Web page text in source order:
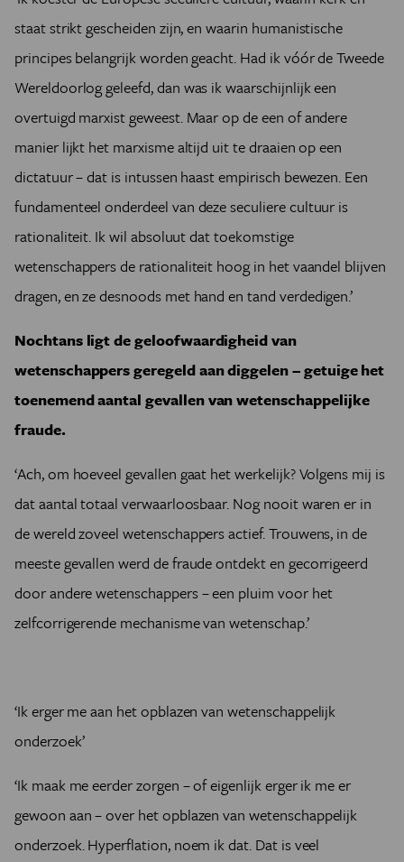
staat strikt gescheiden zijn, en waarin humanistische
principes belangrijk worden geacht. Had ik vóór de Tweede
Wereldoorlog geleefd, dan was ik waarschijnlijk een
overtuigd marxist geweest. Maar op de een of andere
manier lijkt het marxisme altijd uit te draaien op een
dictatuur – dat is intussen haast empirisch bewezen. Een
fundamenteel onderdeel van deze seculiere cultuur is
rationaliteit. Ik wil absoluut dat toekomstige
wetenschappers de rationaliteit hoog in het vaandel blijven
dragen, en ze desnoods met hand en tand verdedigen.’
Nochtans ligt de geloofwaardigheid van
wetenschappers geregeld aan diggelen – getuige het
toenemend aantal gevallen van wetenschappelijke
fraude.
‘Ach, om hoeveel gevallen gaat het werkelijk? Volgens mij is
dat aantal totaal verwaarloosbaar. Nog nooit waren er in
de wereld zoveel wetenschappers actief. Trouwens, in de
meeste gevallen werd de fraude ontdekt en gecorrigeerd
door andere wetenschappers – een pluim voor het
zelfcorrigerende mechanisme van wetenschap.’
‘Ik erger me aan het opblazen van wetenschappelijk
onderzoek’
‘Ik maak me eerder zorgen – of eigenlijk erger ik me er
gewoon aan – over het opblazen van wetenschappelijk
onderzoek. Hyperflation, noem ik dat. Dat is veel